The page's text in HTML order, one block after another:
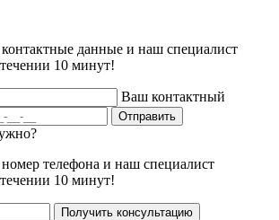
данные и наш специалист
10 минут!
Ваш контактный
Отправить
телефона и наш специалист
10 минут!
Получить консультацию